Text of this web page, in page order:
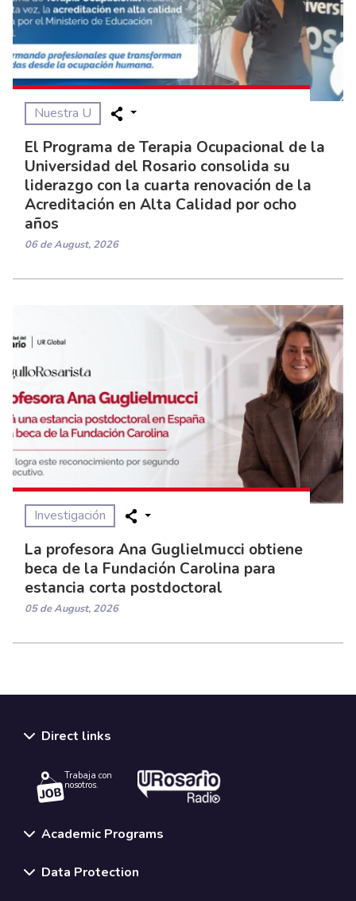
Nuestra U
El Programa de Terapia Ocupacional de la
Universidad del Rosario consolida su
liderazgo con la cuarta renovación de la
Acreditación en Alta Calidad por ocho
años
06 de August, 2026
Investigación
La profesora Ana Guglielmucci obtiene
beca de la Fundación Carolina para
estancia corta postdoctoral
05 de August, 2026
Direct links
Trabaja con
nosotros.
Academic Programs
Data Protection